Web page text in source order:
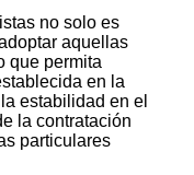
no solo es
aquellas
que permita
en la
estabilidad en el
la contratación
particulares